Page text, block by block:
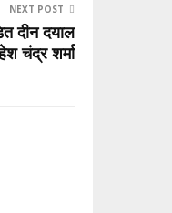
NEXT POST
दीन दयाल
चंद्र शर्मा